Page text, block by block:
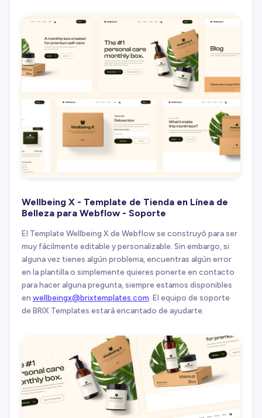
Wellbeing X - Template de Tienda en Línea de
Belleza para Webflow - Soporte
El Template Wellbeing X de Webflow se construyó para ser
muy fácilmente editable y personalizable. Sin embargo, si
alguna vez tienes algún problema, encuentras algún error
en la plantilla o simplemente quieres ponerte en contacto
para hacer alguna pregunta, siempre estamos disponibles
en wellbeingx@brixtemplates.com . El equipo de soporte
de BRIX Templates estará encantado de ayudarte.